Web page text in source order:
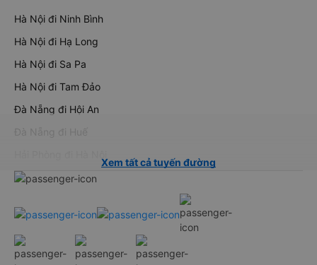
Hà Nội đi Ninh Bình
Hà Nội đi Hạ Long
Hà Nội đi Sa Pa
Hà Nội đi Tam Đảo
Đà Nẵng đi Hội An
Đà Nẵng đi Huế
Xem tất cả tuyến đường